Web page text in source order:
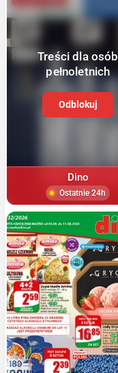
Treści dla osób
pełnoletnich
Odblokuj
Dino
Ostatnie 24h